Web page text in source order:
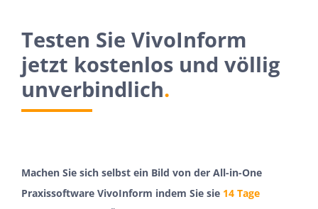
Testen Sie VivoInform
jetzt kostenlos und völlig
unverbindlich.
Machen Sie sich selbst ein Bild von der All-in-One
Praxissoftware VivoInform indem Sie sie 14 Tage